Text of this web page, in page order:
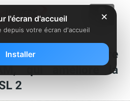
nouveau firmware
qui améliore la
2
✕
l'écran d'accueil
depuis votre écran d'accueil
Installer